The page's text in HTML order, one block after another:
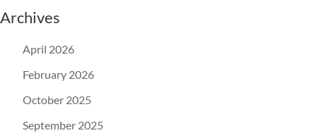
Archives
April 2026
February 2026
October 2025
September 2025